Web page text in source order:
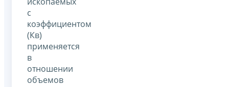
с
коэффициентом
(Кв)
применяется
в
отношении
объемов